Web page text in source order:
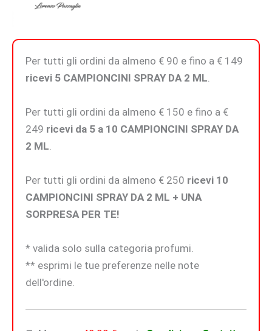
Per tutti gli ordini da almeno € 90 e fino a € 149
ricevi 5 CAMPIONCINI SPRAY DA 2 ML.
Per tutti gli ordini da almeno € 150 e fino a €
249 ricevi da 5 a 10 CAMPIONCINI SPRAY DA
2 ML.
Per tutti gli ordini da almeno € 250 ricevi 10
CAMPIONCINI SPRAY DA 2 ML + UNA
SORPRESA PER TE!
* valida solo sulla categoria profumi.
** esprimi le tue preferenze nelle note
dell'ordine.